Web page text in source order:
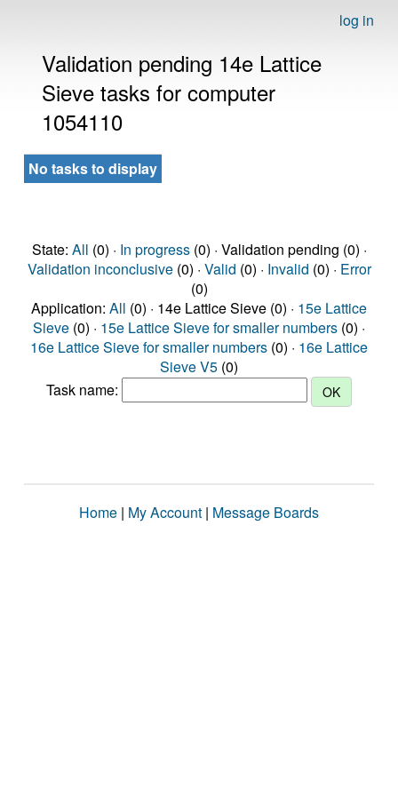
log in
Validation pending 14e Lattice
Sieve tasks for computer
1054110
No tasks to display
State: All (0) · In progress(0) · Validation pending (0) ·
Validation inconclusive(0) · Valid (0) · Invalid (0) · Error
(0)
Application: All (0) · 14e Lattice Sieve (0) · 15e Lattice
Sieve (0) · 15e Lattice Sieve for smaller numbers (0) ·
16e Lattice Sieve for smaller numbers (0) · 16e Lattice
Sieve V5 (0)
Task name:
Home | My Account | Message Boards